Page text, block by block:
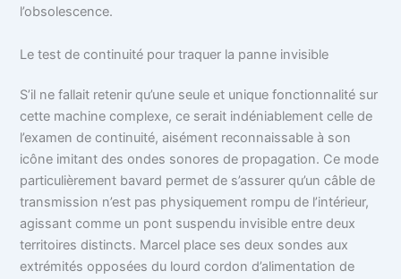
l’obsolescence.
Le test de continuité pour traquer la panne invisible
S’il ne fallait retenir qu’une seule et unique fonctionnalité sur
cette machine complexe, ce serait indéniablement celle de
l’examen de continuité, aisément reconnaissable à son
icône imitant des ondes sonores de propagation. Ce mode
particulièrement bavard permet de s’assurer qu’un câble de
transmission n’est pas physiquement rompu de l’intérieur,
agissant comme un pont suspendu invisible entre deux
territoires distincts. Marcel place ses deux sondes aux
extrémités opposées du lourd cordon d’alimentation de